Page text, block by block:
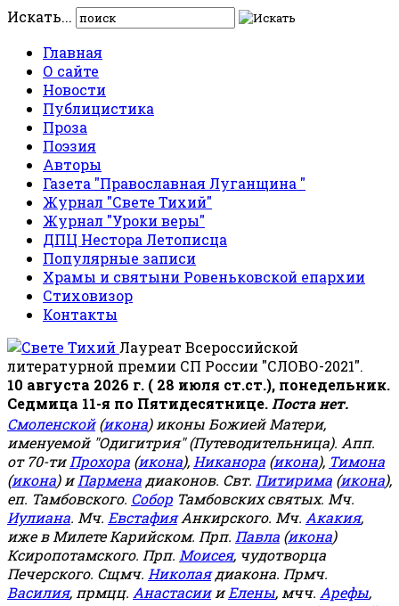
Искать...
Главная
О сайте
Новости
Публицистика
Проза
Поэзия
Авторы
Газета "Православная Луганщина "
Журнал "Свете Тихий"
Журнал "Уроки веры"
ДПЦ Нестора Летописца
Популярные записи
Храмы и святыни Ровеньковской епархии
Стиховизор
Контакты
Лауреат Всероссийской
литературной премии СП России "СЛОВО-2021".
10 августа 2026 г. ( 28 июля ст.ст.), понедельник.
Седмица 11-я по Пятидесятнице. Поста нет.
Смоленской(икона) иконы Божией Матери,
именуемой "Одигитрия" (Путеводительница). Апп.
от 70-тиПрохора (икона), Никанора (икона), Тимона
(икона) иПармена диаконов. Свт. Питирима (икона),
еп. Тамбовского. Собор Тамбовских святых. Мч.
Иулиана. Мч. ЕвстафияАнкирского. Мч. Акакия,
иже в Милете Карийском. Прп. Павла (икона)
Ксиропотамского. Прп. Моисея, чудотворца
Печерского. Сщмч. Николаядиакона. Прмч.
Василия, прмцц. АнастасиииЕлены, мчч. Арефы,